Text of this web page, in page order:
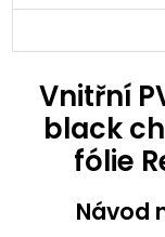
Vnitřní
black
fólie
Návod